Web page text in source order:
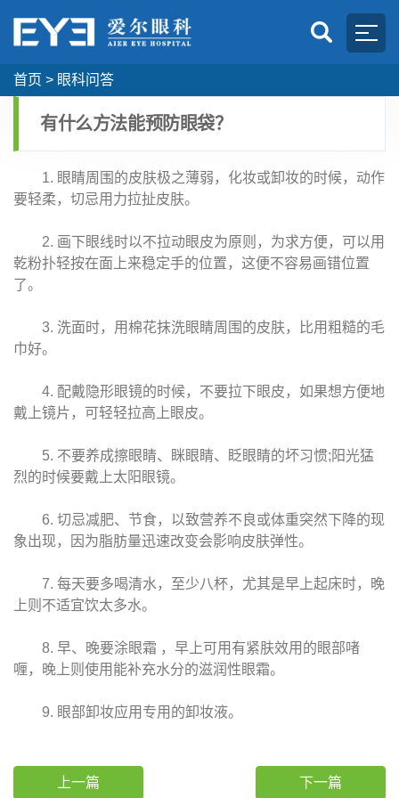
首页 > 眼科问答
有什么方法能预防眼袋？
1. 眼睛周围的皮肤极之薄弱，化妆或卸妆的时候，动作
要轻柔，切忌用力拉扯皮肤。
2. 画下眼线时以不拉动眼皮为原则，为求方便，可以用
乾粉扑轻按在面上来稳定手的位置，这便不容易画错位置
了。
3. 洗面时，用棉花抹洗眼睛周围的皮肤，比用粗糙的毛
巾好。
4. 配戴隐形眼镜的时候，不要拉下眼皮，如果想方便地
戴上镜片，可轻轻拉高上眼皮。
5. 不要养成擦眼睛、眯眼睛、眨眼睛的坏习惯;阳光猛
烈的时候要戴上太阳眼镜。
6. 切忌减肥、节食，以致营养不良或体重突然下降的现
象出现，因为脂肪量迅速改变会影响皮肤弹性。
7. 每天要多喝清水，至少八杯，尤其是早上起床时，晚
上则不适宜饮太多水。
8. 早、晚要涂眼霜 ，早上可用有紧肤效用的眼部啫
喱，晚上则使用能补充水分的滋润性眼霜。
9. 眼部卸妆应用专用的卸妆液。
上一篇 下一篇